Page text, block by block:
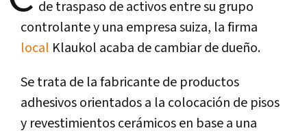
de traspaso de activos entre su grupo
controlante y una empresa suiza, la firma
local Klaukol acaba de cambiar de dueño.
Se trata de la fabricante de productos
adhesivos orientados a la colocación de pisos
y revestimientos cerámicos en base a una